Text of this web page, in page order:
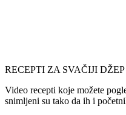
RECEPTI ZA SVAČIJI DŽEP
Video recepti koje možete
snimljeni su tako da ih i